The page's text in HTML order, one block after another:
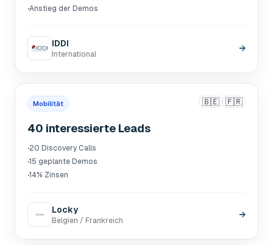
·Anstieg der Demos
IDDI
International
→
Mobilität 🇧🇪 🇫🇷
40 interessierte Leads
·20 Discovery Calls
·15 geplante Demos
·14% Zinsen
Locky
Belgien / Frankreich
→